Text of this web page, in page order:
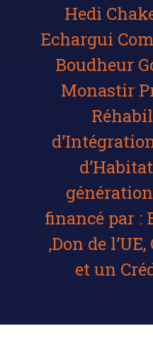
Hedi
Echargui
Boudheur
Monastir
financé par :
,Don de
et un